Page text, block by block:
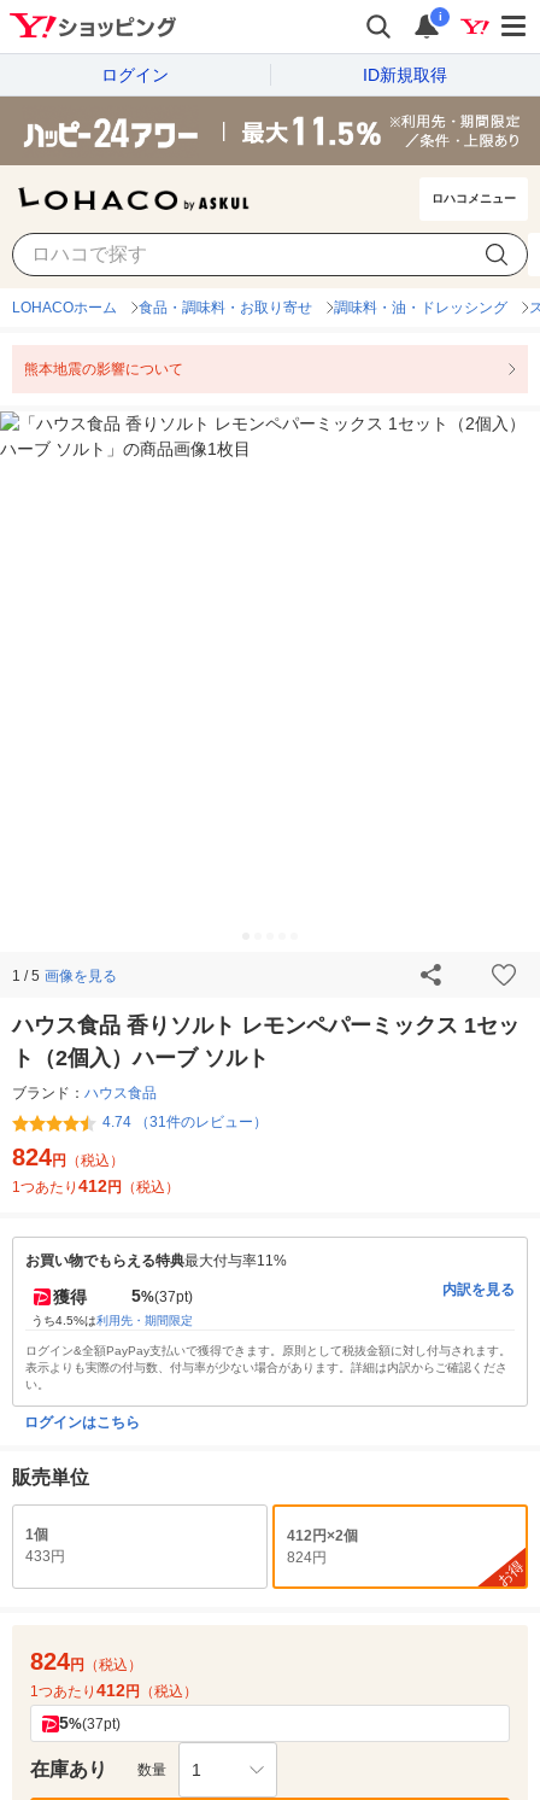
i
ログイン ID新規取得
ロハコメニュー
LOHACOホーム 食品・調味料・お取り寄せ 調味料・油・ドレッシング
熊本地震の影響について
1 / 5 画像を見る
ハウス食品 香りソルト レモンペパーミックス 1セッ
ト（2個入）ハーブ ソルト
ブランド： ハウス食品
4.74 （31件のレビュー）
824円
（税込）
1つあたり 412円 （税込）
お買い物でもらえる特典最大付与率11%
獲得 5%(37pt)
うち4.5%は利用先・期間限定
内訳を見る
ログイン&全額PayPay支払いで獲得できます。原則として税抜金額に対し付与されます。
表示よりも実際の付与数、付与率が少ない場合があります。詳細は内訳からご確認くださ
い。
ログインはこちら
販売単位
1個
433円
412円×2個
824円
お得
824円
（税込）
1つあたり 412円 （税込）
5%(37pt)
在庫あり 数量 1